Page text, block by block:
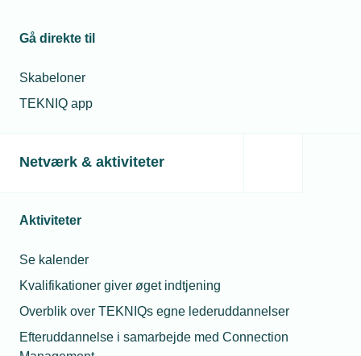
Gå direkte til
Skabeloner
TEKNIQ app
Netværk & aktiviteter
Aktiviteter
Se kalender
Kvalifikationer giver øget indtjening
Overblik over TEKNIQs egne lederuddannelser
Efteruddannelse i samarbejde med Connection
13. marts 2025
Trump har i denne uge lagt 25 procents ekstra told på al
stål og aluminium, der krydser grænsen ind til USA. Den
vindmølletårne over maskineri til mindre produkter lavet af